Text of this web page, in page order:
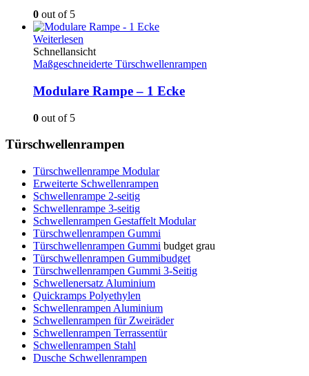
0 out of 5
Weiterlesen
Schnellansicht
Maßgeschneiderte Türschwellenrampen
Modulare Rampe – 1 Ecke
0 out of 5
Türschwellenrampen
Türschwellenrampe Modular
Erweiterte Schwellenrampen
Schwellenrampe 2-seitig
Schwellenrampe 3-seitig
Schwellenrampen Gestaffelt Modular
Türschwellenrampen Gummi
Türschwellenrampen Gummi budget grau
Türschwellenrampen Gummibudget
Türschwellenrampen Gummi 3-Seitig
Schwellenersatz Aluminium
Quickramps Polyethylen
Schwellenrampen Aluminium
Schwellenrampen für Zweiräder
Schwellenrampen Terrassentür
Schwellenrampen Stahl
Dusche Schwellenrampen